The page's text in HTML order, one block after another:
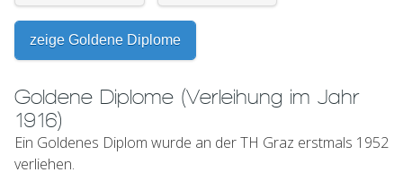
zeige Goldene Diplome
Goldene Diplome (Verleihung im Jahr
1916)
Ein Goldenes Diplom wurde an der TH Graz erstmals 1952
verliehen.